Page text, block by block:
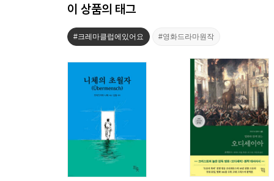
이 상품의 태그
#크레마클럽에있어요 #영화드라마원작